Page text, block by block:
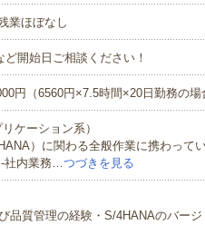
業ほぼなし
開始日ご相談ください！
（6560円×7.5時間×20日勤務の場
ケーション系）
）に関わる全般作業に携わって
社内業務…つづきを見る
品質管理の経験・S/4HANAのバー